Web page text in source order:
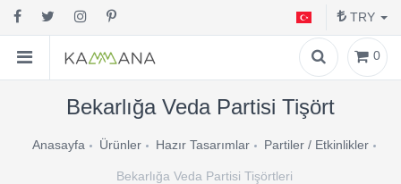
TRY
0
Bekarlığa Veda Partisi Tişört
Anasayfa Ürünler Hazır Tasarımlar Partiler / Etkinlikler
Bekarlığa Veda Partisi Tişörtleri